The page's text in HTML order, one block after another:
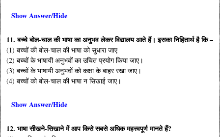
Show Answer/Hide
11. बच्चे बोल-चाल की भाषा का अनुभव लेकर विद्यालय आते हैं। इसका निहितार्थ है कि –
(1) बच्चों की बोल-चाल की भाषा को सुधारा जाए
(2) बच्चों के भाषायी अनुभवों का उचित प्रयोग किया जाए।
(3) बच्चों के भाषायी अनुभवों को कक्षा के बाहर रखा जाए।
(4) बच्चों को बोल-चाल की भाषा न सिखाई जाए।
Show Answer/Hide
12. भाषा सीखने-सिखाने में आप किसे सबसे अधिक महत्त्वपूर्ण मानते हैं?